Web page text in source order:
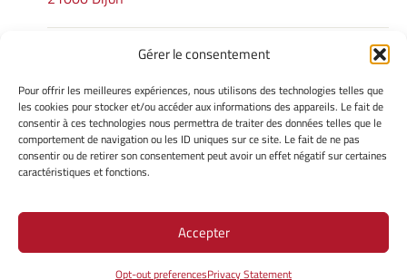
Gérer le consentement
Pour offrir les meilleures expériences, nous utilisons des technologies telles que
les cookies pour stocker et/ou accéder aux informations des appareils. Le fait de
consentir à ces technologies nous permettra de traiter des données telles que le
comportement de navigation ou les ID uniques sur ce site. Le fait de ne pas
consentir ou de retirer son consentement peut avoir un effet négatif sur certaines
caractéristiques et fonctions.
Accepter
Opt-out preferencesPrivacy Statement
INFORMATIONS LÉGALES
Mentions légales
Gérer mes cookies
Avertissement
Politique de cookies
Site Officiel - CREGO @ 2026